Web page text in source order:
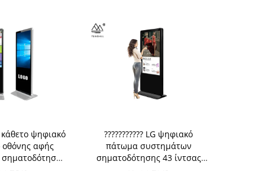
ψηφιακό
οθόνης αφής
??????????? LG ψηφιακό
πάτωμα συστημάτων
σηματοδότησης 43 ίντσας